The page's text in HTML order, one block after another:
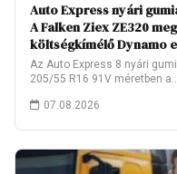
Auto Express nyári
A Falken Ziex ZE320
költségkímélő Dynamo
Az Auto Express 8 nyári
205/55 R16 91V méretben
07.08.2026